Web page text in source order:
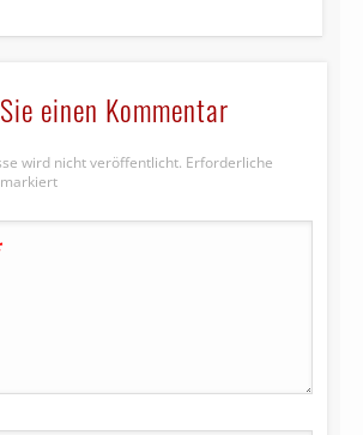
einen Kommentar
wird nicht veröffentlicht. Erforderliche
markiert